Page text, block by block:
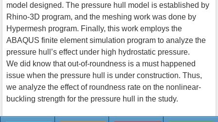
model designed. The pressure hull model is established by
Rhino-3D program, and the meshing work was done by
Hypermesh program. Finally, this work employs the
ABAQUS finite element simulation program to analyze the
pressure hull’s effect under high hydrostatic pressure.
We did know that out-of-roundness is a must happened
issue when the pressure hull is under construction. Thus,
we analyze the effect of roundness rate on the nonlinear-
buckling strength for the pressure hull in the study.